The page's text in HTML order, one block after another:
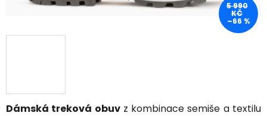
Dámská treková obuvz kombinace semiše a textilu
5 990
KČ
–66 %